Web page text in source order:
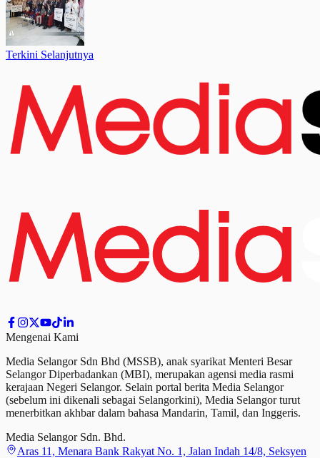
Terkini Selanjutnya
Mengenai Kami
Media Selangor Sdn Bhd (MSSB), anak syarikat Menteri Besar
Selangor Diperbadankan (MBI), merupakan agensi media rasmi
kerajaan Negeri Selangor. Selain portal berita Media Selangor
(sebelum ini dikenali sebagai Selangorkini), Media Selangor turut
menerbitkan akhbar dalam bahasa Mandarin, Tamil, dan Inggeris.
Media Selangor Sdn. Bhd.
Aras 11, Menara Bank Rakyat No. 1, Jalan Indah 14/8, Seksyen